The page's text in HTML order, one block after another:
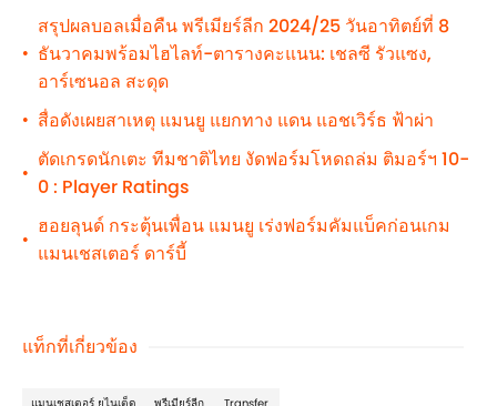
•
สรุปผลบอลเมื่อคืน พรีเมียร์ลีก 2024/25 วันอาทิตย์ที่ 8
ธันวาคมพร้อมไฮไลท์-ตารางคะแนน: เชลซี รัวแซง,
อาร์เซนอล สะดุด
• สื่อดังเผยสาเหตุ แมนยู แยกทาง แดน แอชเวิร์ธ ฟ้าผ่า
•
ตัดเกรดนักเตะ ทีมชาติไทย งัดฟอร์มโหดถล่ม ติมอร์ฯ 10-
0 : Player Ratings
•
ฮอยลุนด์ กระตุ้นเพื่อน แมนยู เร่งฟอร์มคัมแบ็คก่อนเกม
แมนเชสเตอร์ ดาร์บี้
แท็กที่เกี่ยวข้อง
แมนเชสเตอร์ ยูไนเต็ด พรีเมียร์ลีก Transfer